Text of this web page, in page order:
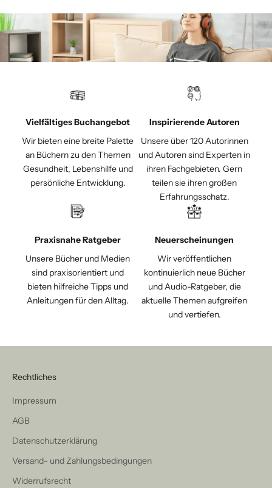
Vielfältiges Buchangebot
Wir bieten eine breite Palette
an Büchern zu den Themen
Gesundheit, Lebenshilfe und
persönliche Entwicklung.
Inspirierende Autoren
Unsere über 120 Autorinnen
und Autoren sind Experten in
ihren Fachgebieten. Gern
teilen sie ihren großen
Erfahrungsschatz.
Praxisnahe Ratgeber
Unsere Bücher und Medien
sind praxisorientiert und
bieten hilfreiche Tipps und
Anleitungen für den Alltag.
Neuerscheinungen
Wir veröffentlichen
kontinuierlich neue Bücher
und Audio-Ratgeber, die
aktuelle Themen aufgreifen
und vertiefen.
Rechtliches
Impressum
AGB
Datenschutzerklärung
Versand- und Zahlungsbedingungen
Widerrufsrecht